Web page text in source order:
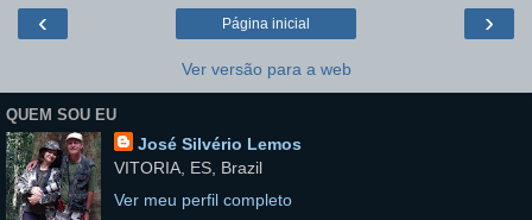
‹ ›
Página inicial
Ver versão para a web
QUEM SOU EU
José Silvério Lemos
VITORIA, ES, Brazil
Ver meu perfil completo